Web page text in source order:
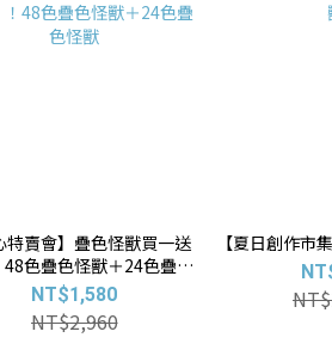
特賣會】疊色怪獸買一送
48色疊色怪獸＋24色疊色
怪獸
NT$1,580
NT$2,960
【夏日創作市